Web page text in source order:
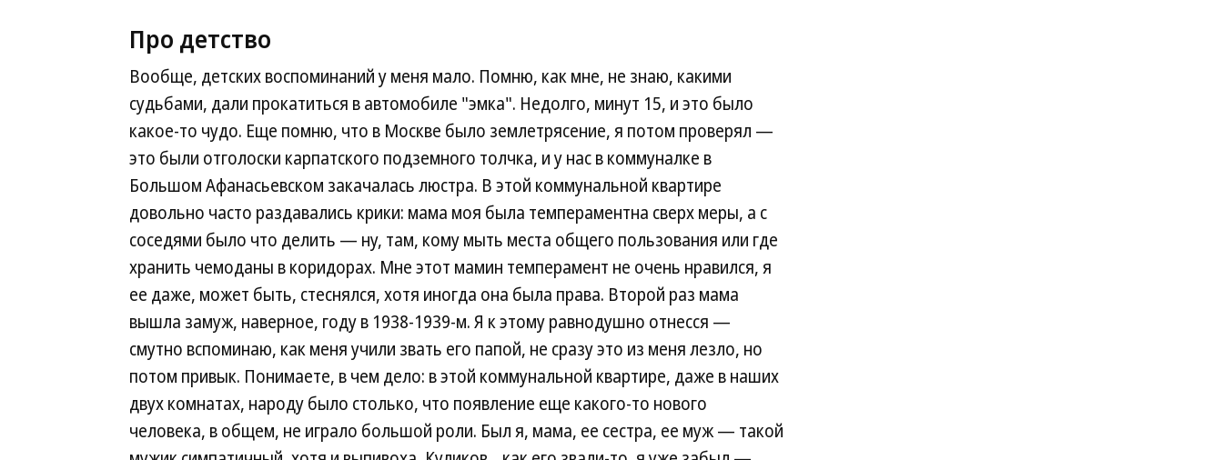
Про детство
Вообще, детских воспоминаний у меня мало. Помню, как мне, не знаю, какими
судьбами, дали прокатиться в автомобиле "эмка". Недолго, минут 15, и это было
какое-то чудо. Еще помню, что в Москве было землетрясение, я потом проверял —
это были отголоски карпатского подземного толчка, и у нас в коммуналке в
Большом Афанасьевском закачалась люстра. В этой коммунальной квартире
довольно часто раздавались крики: мама моя была темпераментна сверх меры, а с
соседями было что делить — ну, там, кому мыть места общего пользования или где
хранить чемоданы в коридорах. Мне этот мамин темперамент не очень нравился, я
ее даже, может быть, стеснялся, хотя иногда она была права. Второй раз мама
вышла замуж, наверное, году в 1938-1939-м. Я к этому равнодушно отнесся —
смутно вспоминаю, как меня учили звать его папой, не сразу это из меня лезло, но
потом привык. Понимаете, в чем дело: в этой коммунальной квартире, даже в наших
двух комнатах, народу было столько, что появление еще какого-то нового
человека, в общем, не играло большой роли. Был я, мама, ее сестра, ее муж — такой